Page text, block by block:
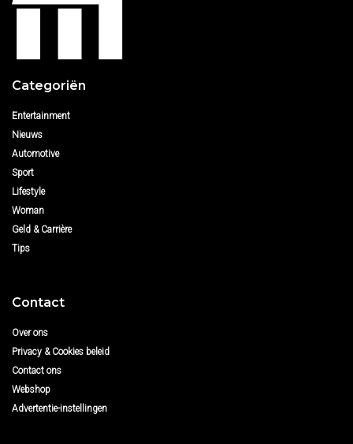
Categoriën
Entertainment
Nieuws
Automotive
Sport
Lifestyle
Woman
Geld & Carrière
Tips
Contact
Over ons
Privacy & Cookies beleid
Contact ons
Webshop
Advertentie-instellingen